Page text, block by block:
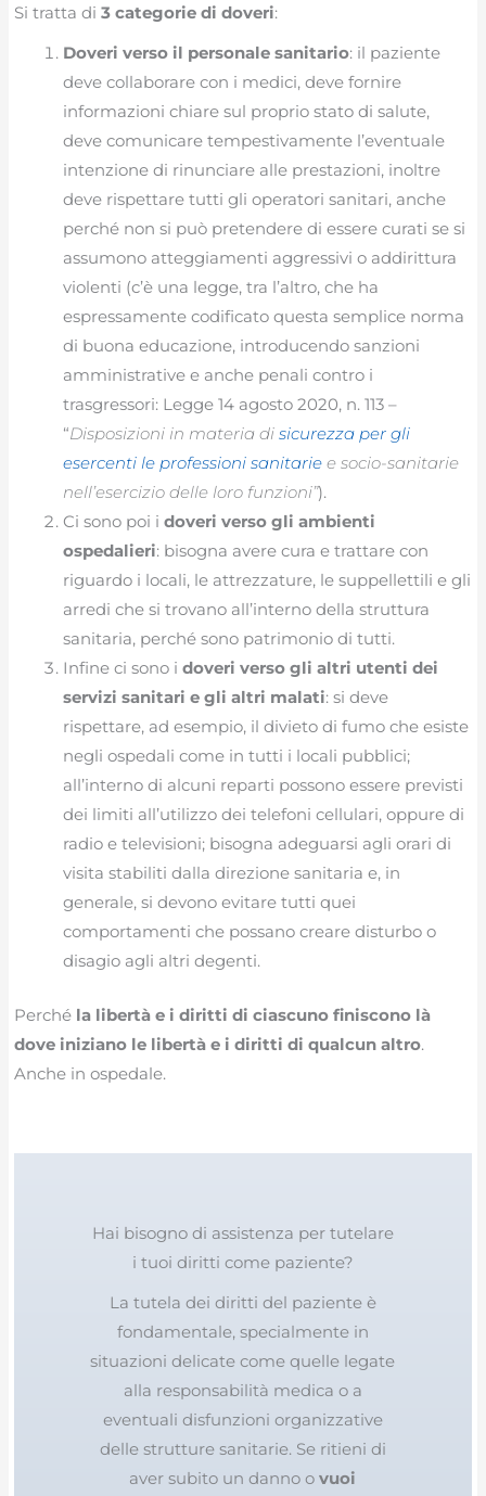
Si tratta di3 categorie di doveri:
Doveri verso il personale sanitario: il paziente
deve collaborare con i medici, deve fornire
informazioni chiare sul proprio stato di salute,
deve comunicare tempestivamente l’eventuale
intenzione di rinunciare alle prestazioni, inoltre
deve rispettare tutti gli operatori sanitari, anche
perché non si può pretendere di essere curati se si
assumono atteggiamenti aggressivi o addirittura
violenti (c’è una legge, tra l’altro, che ha
espressamente codificato questa semplice norma
di buona educazione, introducendo sanzioni
amministrative e anche penali contro i
trasgressori: Legge 14 agosto 2020, n. 113 –
“Disposizioni in materia disicurezza per gli
esercenti le professioni sanitarie e socio-sanitarie
nell’esercizio delle loro funzioni”).
Ci sono poi idoveri verso gli ambienti
ospedalieri: bisogna avere cura e trattare con
riguardo i locali, le attrezzature, le suppellettili e gli
arredi che si trovano all’interno della struttura
sanitaria, perché sono patrimonio di tutti.
Infine ci sono idoveri verso gli altri utenti dei
servizi sanitari e gli altri malati: si deve
rispettare, ad esempio, il divieto di fumo che esiste
negli ospedali come in tutti i locali pubblici;
all’interno di alcuni reparti possono essere previsti
dei limiti all’utilizzo dei telefoni cellulari, oppure di
radio e televisioni; bisogna adeguarsi agli orari di
visita stabiliti dalla direzione sanitaria e, in
generale, si devono evitare tutti quei
comportamenti che possano creare disturbo o
disagio agli altri degenti.
Perché la libertà e i diritti di ciascuno finiscono là
dove iniziano le libertà e i diritti di qualcun altro.
Anche in ospedale.
Hai bisogno di assistenza per tutelare
i tuoi diritti come paziente?
La tutela dei diritti del paziente è
fondamentale, specialmente in
situazioni delicate come quelle legate
alla responsabilità medica o a
eventuali disfunzioni organizzative
delle strutture sanitarie. Se ritieni di
aver subito un danno ovuoi